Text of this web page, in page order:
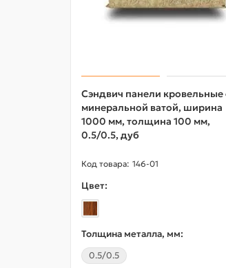
Сэндвич панели кровельные
минеральной ватой, ширина
1000 мм, толщина 100 мм,
0.5/0.5, дуб
146-01
Цвет:
Толщина металла, мм:
0.5/0.5